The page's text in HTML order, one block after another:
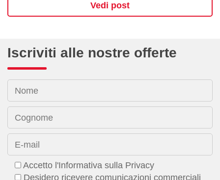
Vedi post
Iscriviti alle nostre offerte
Nome
Cognome
E-mail
Accetto l'Informativa sulla Privacy
Desidero ricevere comunicazioni commerciali